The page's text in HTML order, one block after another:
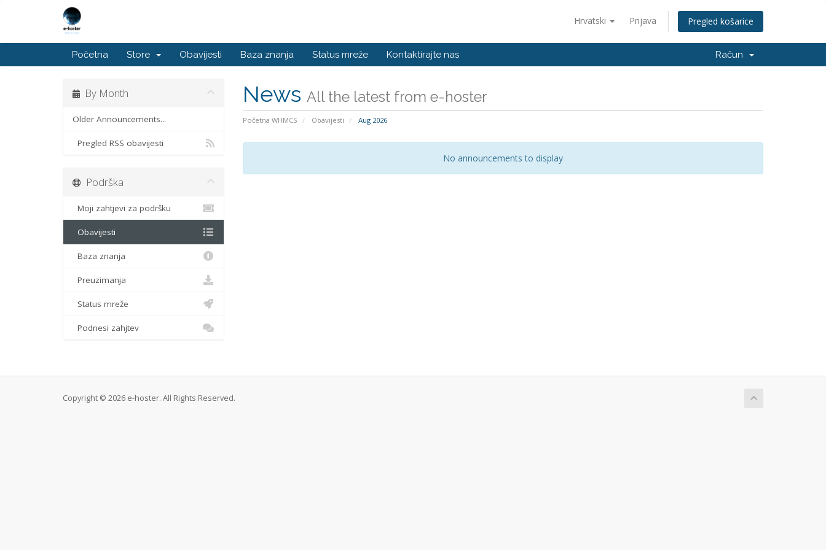
Hrvatski Prijava Pregled košarice
Početna Store Obavijesti Baza znanja Status mreže Kontaktirajte nas Račun
News All the latest from e-hoster
Početna WHMCS Obavijesti Aug 2026
By Month
Older Announcements...
Pregled RSS obavijesti
No announcements to display
Podrška
Moji zahtjevi za podršku
Obavijesti
Baza znanja
Preuzimanja
Status mreže
Podnesi zahjtev
Copyright © 2026 e-hoster. All Rights Reserved.